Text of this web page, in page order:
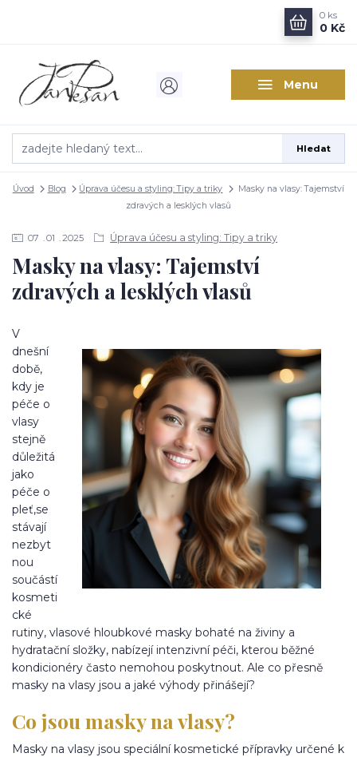
Menu
Hledat
0 ks
0 Kč
Úvod Blog Úprava účesu a styling: Tipy a triky
Masky na vlasy: Tajemství
zdravých a lesklých vlasů
07 01 2025 Úprava účesu a styling: Tipy a triky
Masky na vlasy: Tajemství
zdravých a lesklých vlasů
V
dnešní
době,
kdy je
péče o
vlasy
stejně
důležitá
jako
péče o
pleť,se
stávají
nezbyt
nou
součástí
kosmeti
cké
rutiny, vlasové hloubkové masky bohaté na živiny a
hydratační složky, nabízejí intenzivní péči, kterou běžné
kondicionéry často nemohou poskytnout. Ale co přesně
masky na vlasy jsou a jaké výhody přinášejí?
Co jsou masky na vlasy?
Masky na vlasy jsou speciální kosmetické přípravky určené k